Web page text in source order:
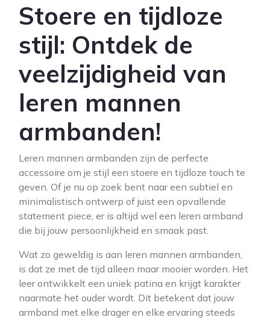
Stoere en tijdloze
stijl: Ontdek de
veelzijdigheid van
leren mannen
armbanden!
Leren mannen armbanden zijn de perfecte
accessoire om je stijl een stoere en tijdloze touch te
geven. Of je nu op zoek bent naar een subtiel en
minimalistisch ontwerp of juist een opvallende
statement piece, er is altijd wel een leren armband
die bij jouw persoonlijkheid en smaak past.
Wat zo geweldig is aan leren mannen armbanden,
is dat ze met de tijd alleen maar mooier worden. Het
leer ontwikkelt een uniek patina en krijgt karakter
naarmate het ouder wordt. Dit betekent dat jouw
armband met elke drager en elke ervaring steeds